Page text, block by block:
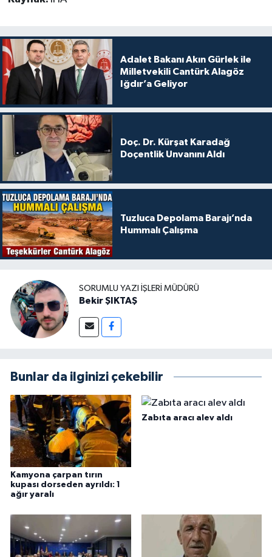
Adalet Bakanı Akın Gürlek ile
Milletvekili Cantürk Alagöz
Iğdır’a Geliyor
Doç. Dr. Kürşat Karadağ
Doçentlik Unvanını Aldı
Tuzluca Depolama Barajı’nda
Hummalı Çalışma
SORUMLU YAZI İŞLERI MÜDÜRÜ
Bekir ŞIKTAŞ
Bunlar da ilginizi çekebilir
Kamyona çarpan tırın
kupası dorseden ayrıldı: 1
ağır yaralı
Zabıta aracı alev aldı